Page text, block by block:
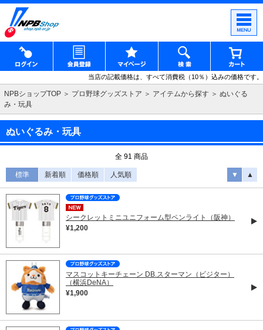
当店の記載価格は、すべて消費税（10％）込みの価格です。
NPBショップTOP プロ野球グッズストア アイテムから探す
ぬいぐる
み・玩具
ぬいぐるみ・玩具
全 91 商品
標準 新着順 価格順 人気順 ▼ ▲
シークレットミニユニフォーム型ペンライト（阪神）
¥1,200
マスコットキーチェーン DB.スターマン（ビジター）
（横浜DeNA）
¥1,900